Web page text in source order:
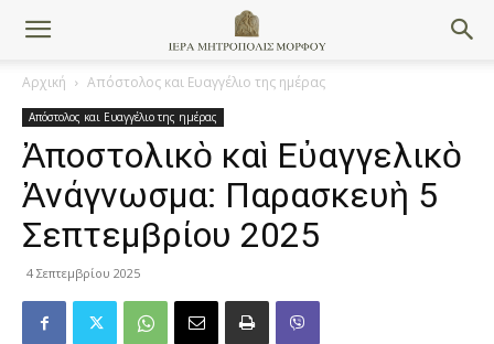
Αρχική Απόστολος και Ευαγγέλιο της ημέρας
Απόστολος και Ευαγγέλιο της ημέρας
Ἀποστολικὸ καὶ Εὐαγγελικὸ
Ἀνάγνωσμα: Παρασκευὴ 5
Σεπτεμβρίου 2025
4 Σεπτεμβρίου 2025